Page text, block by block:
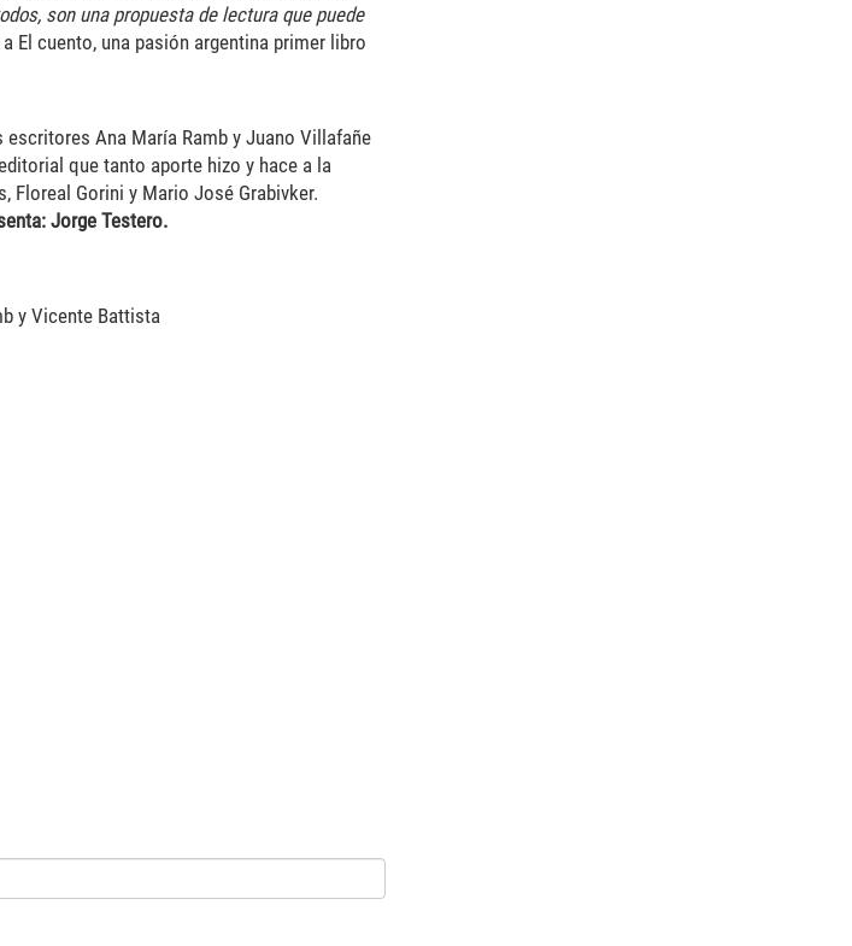
son una propuesta de lectura que puede
El cuento, una pasión argentina primer libro
escritores Ana María Ramb y Juano Villafañe
que tanto aporte hizo y hace a la
Floreal Gorini y Mario José Grabivker.
Jorge Testero.
y Vicente Battista